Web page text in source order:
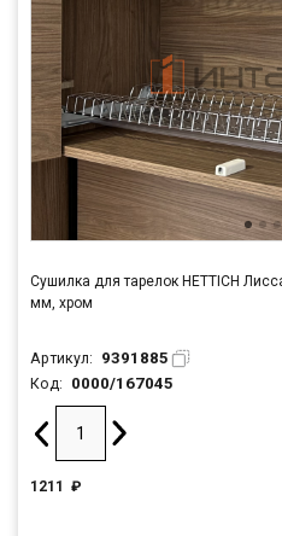
Сушилка для тарелок HETTICH
мм, хром
Артикул: 9391885
Код: 0000/167045
1211 ₽